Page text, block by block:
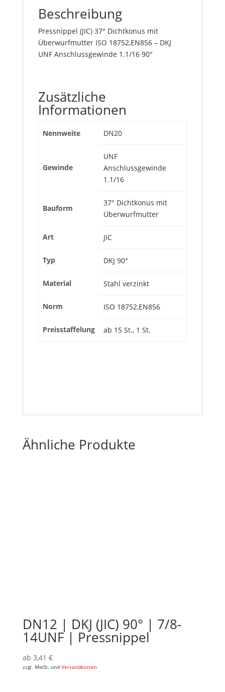
Beschreibung
Pressnippel (JIC) 37° Dichtkonus mit
Überwurfmutter ISO 18752,EN856 – DKJ
UNF Anschlussgewinde 1.1/16 90°
Zusätzliche
Informationen
Nennweite DN20
Gewinde
UNF
Anschlussgewinde
1.1/16
Bauform
37° Dichtkonus mit
Überwurfmutter
Art JIC
Typ DKJ 90°
Material Stahl verzinkt
Norm ISO 18752,EN856
Preisstaffelung ab 15 St., 1 St.
Ähnliche Produkte
DN12 | DKJ (JIC) 90° | 7/8-
14UNF | Pressnippel
ab 3,41 €
zzgl. MwSt. und Versandkosten